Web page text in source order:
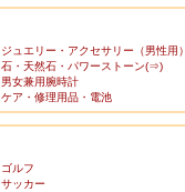
ジュエリー・アクセサリー（男性用）
石・天然石・パワーストーン(⇒)
男女兼用腕時計
ケア・修理用品・電池
ゴルフ
サッカー